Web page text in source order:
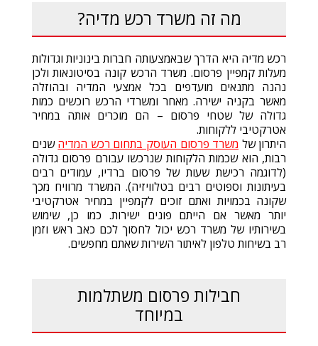
מה זה משרד רכש מדיה?
רכש מדיה היא הדרך שבאמצעותה חברות בינוניות וגדולות
מעלות קמפיין פרסום. משרד הרכש קונה בסיטונאות ולכן
נהנה מתנאים מועדפים בכל אמצעי המדיה ובהוזלה
מאשר בקניה ישירה. מאחר ומשרדי הרכש רוכשים כמות
גדולה של שטחי פרסום – הם מוכרים אותה במחיר
אטרקטיבי ללקוחות.
היתרון של משרד פרסום העוסק בתחום רכש המדיהשנים
רבות, הוא שכמות הלקוחות שנרכשו עבורם פרסום גדולה
(לדוגמה רכישת שעות של פרסום ברדיו, עמודים רבים
בעיתונות וספוטים רבים בטלוויזיה). המשרד מרוויח מכך
שקונה בכמויות ואתם זוכים לקמפיין במחיר אטרקטיבי
יותר מאשר אם הייתם פונים ישירות. כמו כן, שימוש
בשירותיו של משרד רכש יכול לחסוך לכם כאב ראש וזמן
רב בשיחות טלפון לאיתור השירות שאתם מחפשים.
חבילות פרסום משתלמות
במיוחד